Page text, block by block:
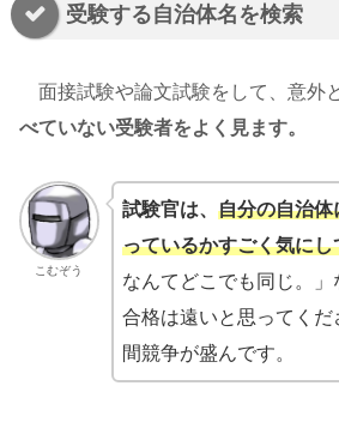
受験する自治体名を検索
面接試験や論文試験をして、意外
べていない受験者をよく見ます。
こむぞう
試験官は、 自分の自治体
っているかすごく気にし
なんてどこでも同じ。」
合格は遠いと思ってく
間競争が盛んです。